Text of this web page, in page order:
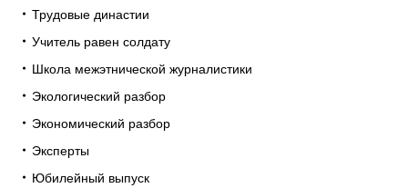
Трудовые династии
Учитель равен солдату
Школа межэтнической журналистики
Экологический разбор
Экономический разбор
Эксперты
Юбилейный выпуск